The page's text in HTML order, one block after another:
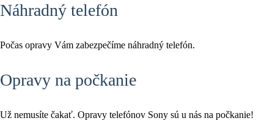
Náhradný telefón
Počas opravy Vám zabezpečíme náhradný telefón.
Opravy na počkanie
Už nemusíte čakať. Opravy telefónov Sony sú u nás na počkanie!